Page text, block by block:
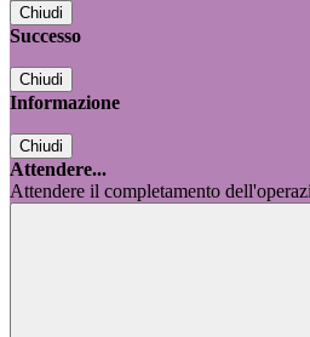
Chiudi
Successo
Chiudi
Informazione
Chiudi
Attendere...
Attendere il completamento